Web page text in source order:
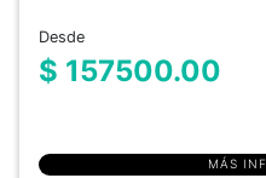
Desde
$ 157500.00
MÁS